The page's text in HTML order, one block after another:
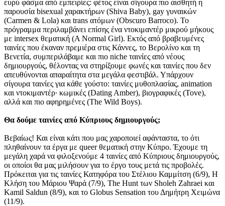
ευρύ φάσμα από εμπειρίες: φέτος είναι σίγουρα πιο αισθητή η
παρουσία bisexual χαρακτήρων (Shiva Baby), gay γυναικών
(Carmen & Lola) και trans ατόμων (Obscuro Barroco). Το
πρόγραμμα περιλαμβάνει επίσης ένα ντοκιμαντέρ μικρού μήκους
με intersex θεματική (A Normal Girl). Εκτός από βραβευμένες
ταινίες που έκαναν πρεμιέρα στις Κάννες, το Βερολίνο και τη
Βενετία, συμπεριλάβαμε και πιο niche ταινίες από νέους
δημιουργούς, θέλοντας να στηρίξουμε φωνές και ταινίες που δεν
απευθύνονται απαραίτητα στα μεγάλα φεστιβάλ. Υπάρχουν
σίγουρα ταινίες για κάθε γούστο: ταινίες μυθοπλασίας, animation
και ντοκιμαντέρ· κωμικές (Dating Amber), βιογραφικές (Tove),
αλλά και πιο αφηρημένες (Τhe Wild Boys).
Θα δούμε ταινίες από Κύπριους δημιουργούς;
Βεβαίως! Και είναι κάτι που μας χαροποιεί αφάνταστα, το ότι
πληθαίνουν τα έργα με queer θεματική στην Κύπρο. Έχουμε τη
μεγάλη χαρά να φιλοξενούμε 4 ταινίες από Κύπριους δημιουργούς,
οι οποίοι θα μας μιλήσουν για το έργο τους μετά τις προβολές.
Πρόκειται για τις ταινίες Κατηφόρα του Στέλιου Καμμίτση (6/9), Η
Κλήση του Μάριου Ψαρά (7/9), The Hunt των Sholeh Zahraei και
Kamil Saldun (8/9), και το Globus Sensation του Δημήτρη Χειμώνα
(11/9).